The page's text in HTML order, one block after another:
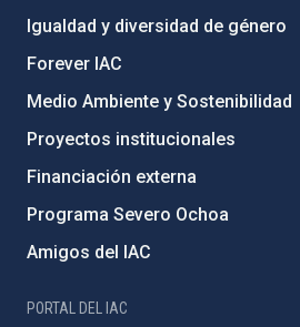
Igualdad y diversidad de género
Forever IAC
Medio Ambiente y Sostenibilidad
Proyectos institucionales
Financiación externa
Programa Severo Ochoa
Amigos del IAC
PORTAL DEL IAC